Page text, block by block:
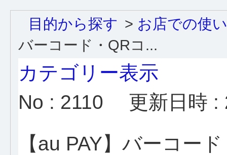
目的から探す > お店での使
バーコード・QRコ...
カテゴリー表示
No : 2110
更新日時 :
【au PAY】バーコー